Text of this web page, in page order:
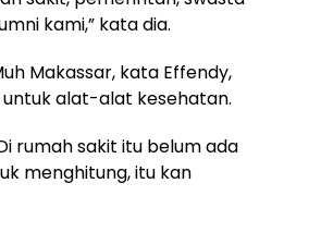
kami,” kata dia.
Makassar, kata Effendy,
alat-alat kesehatan.
rumah sakit itu belum ada
menghitung, itu kan